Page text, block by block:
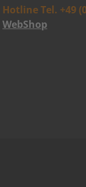
Hotline Tel. +49
WebShop